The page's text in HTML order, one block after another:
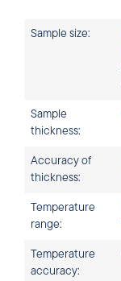
Sample size:
Sample
thickness:
Accuracy of
thickness:
Temperature
range:
Temperature
accuracy: